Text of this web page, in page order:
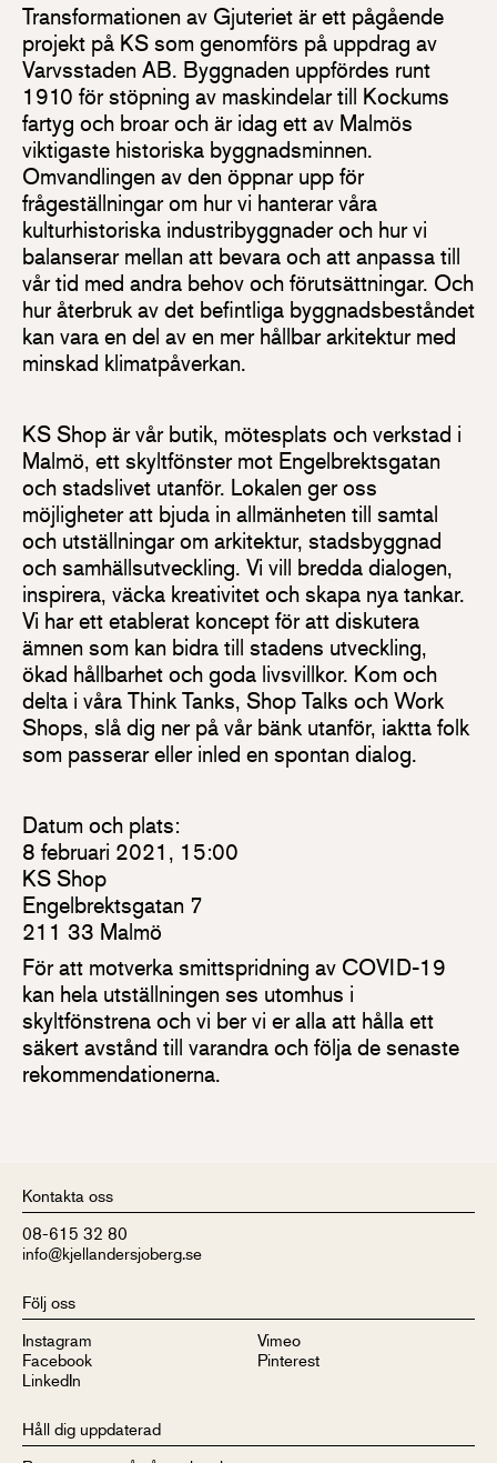
Transformationen av Gjuteriet är ett pågående
projekt på KS som genomförs på uppdrag av
Varvsstaden AB. Byggnaden uppfördes runt
1910 för stöpning av maskindelar till Kockums
fartyg och broar och är idag ett av Malmös
viktigaste historiska byggnadsminnen.
Omvandlingen av den öppnar upp för
frågeställningar om hur vi hanterar våra
kulturhistoriska industribyggnader och hur vi
balanserar mellan att bevara och att anpassa till
vår tid med andra behov och förutsättningar. Och
hur återbruk av det befintliga byggnadsbeståndet
kan vara en del av en mer hållbar arkitektur med
minskad klimatpåverkan.
KS Shop är vår butik, mötesplats och verkstad i
Malmö, ett skyltfönster mot Engelbrektsgatan
och stadslivet utanför. Lokalen ger oss
möjligheter att bjuda in allmänheten till samtal
och utställningar om arkitektur, stadsbyggnad
och samhällsutveckling. Vi vill bredda dialogen,
inspirera, väcka kreativitet och skapa nya tankar.
Vi har ett etablerat koncept för att diskutera
ämnen som kan bidra till stadens utveckling,
ökad hållbarhet och goda livsvillkor. Kom och
delta i våra Think Tanks, Shop Talks och Work
Shops, slå dig ner på vår bänk utanför, iaktta folk
som passerar eller inled en spontan dialog.
Datum och plats:
8 februari 2021, 15:00
KS Shop
Engelbrektsgatan 7
211 33 Malmö
För att motverka smittspridning av COVID-19
kan hela utställningen ses utomhus i
skyltfönstrena och vi ber vi er alla att hålla ett
säkert avstånd till varandra och följa de senaste
rekommendationerna.
Kontakta oss
08-615 32 80
info@kjellandersjoberg.se
Följ oss
Instagram
Facebook
LinkedIn
Vimeo
Pinterest
Håll dig uppdaterad